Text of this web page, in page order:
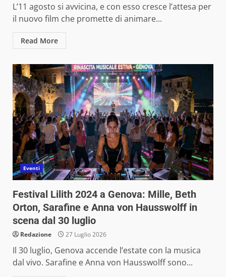
L’11 agosto si avvicina, e con esso cresce l’attesa per
il nuovo film che promette di animare...
Read More
Eventi
Festival Lilith 2024 a Genova: Mille, Beth
Orton, Sarafine e Anna von Hausswolff in
scena dal 30 luglio
Redazione 27 Luglio 2026
Il 30 luglio, Genova accende l’estate con la musica
dal vivo. Sarafine e Anna von Hausswolff sono...